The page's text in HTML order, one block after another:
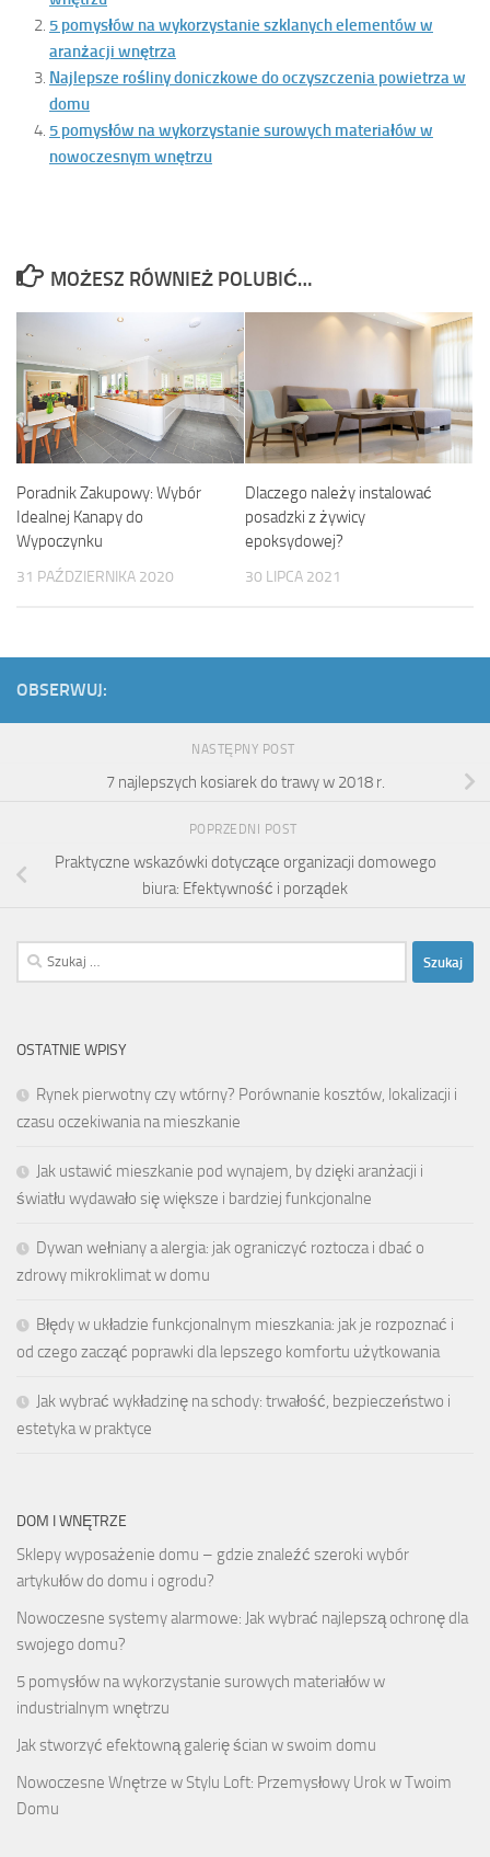
5 pomysłów na wykorzystanie szklanych elementów w
aranżacji wnętrza
Najlepsze rośliny doniczkowe do oczyszczenia powietrza w
domu
5 pomysłów na wykorzystanie surowych materiałów w
nowoczesnym wnętrzu
MOŻESZ RÓWNIEŻ POLUBIĆ…
Poradnik Zakupowy: Wybór
Idealnej Kanapy do
Wypoczynku
31 PAŹDZIERNIKA 2020
Dlaczego należy instalować
posadzki z żywicy
epoksydowej?
30 LIPCA 2021
OBSERWUJ:
NASTĘPNY POST
7 najlepszych kosiarek do trawy w 2018 r.
POPRZEDNI POST
Praktyczne wskazówki dotyczące organizacji domowego
biura: Efektywność i porządek
Szukaj:
OSTATNIE WPISY
Rynek pierwotny czy wtórny? Porównanie kosztów, lokalizacji i
czasu oczekiwania na mieszkanie
Jak ustawić mieszkanie pod wynajem, by dzięki aranżacji i
światłu wydawało się większe i bardziej funkcjonalne
Dywan wełniany a alergia: jak ograniczyć roztocza i dbać o
zdrowy mikroklimat w domu
Błędy w układzie funkcjonalnym mieszkania: jak je rozpoznać i
od czego zacząć poprawki dla lepszego komfortu użytkowania
Jak wybrać wykładzinę na schody: trwałość, bezpieczeństwo i
estetyka w praktyce
DOM I WNĘTRZE
Sklepy wyposażenie domu – gdzie znaleźć szeroki wybór
artykułów do domu i ogrodu?
Nowoczesne systemy alarmowe: Jak wybrać najlepszą ochronę dla
swojego domu?
5 pomysłów na wykorzystanie surowych materiałów w
industrialnym wnętrzu
Jak stworzyć efektowną galerię ścian w swoim domu
Nowoczesne Wnętrze w Stylu Loft: Przemysłowy Urok w Twoim
Domu